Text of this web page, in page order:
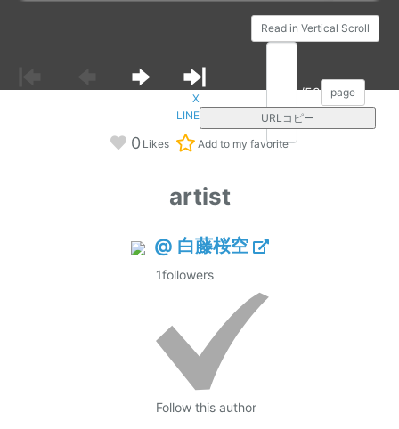
Read in Vertical Scroll
/58 page
X
LINE
URLコピー
0 Likes Add to my favorite
artist
@ 白藤桜空
1followers
Follow this author